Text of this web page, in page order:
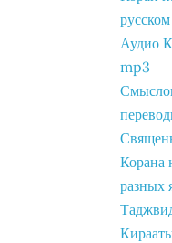
русском
Аудио
mp3
Корана
разных